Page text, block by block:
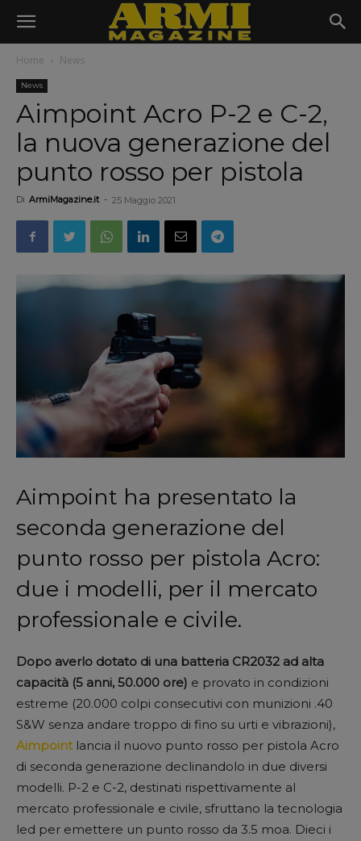
Home News
News
Aimpoint Acro P-2 e C-2,
la nuova generazione del
punto rosso per pistola
Di ArmiMagazine.it - 25 Maggio 2021
Aimpoint ha presentato la
seconda generazione del
punto rosso per pistola Acro:
due i modelli, per il mercato
professionale e civile.
Dopo averlo dotato di una batteria CR2032 ad alta
capacità (5 anni, 50.000 ore) e provato in condizioni
estreme (20.000 colpi consecutivi con munizioni .40
S&W senza andare troppo di fino su urti e vibrazioni),
Aimpointlancia il nuovo punto rosso per pistola Acro
di seconda generazione declinandolo in due diversi
modelli. P-2 e C-2, destinati rispettivamente al
mercato professionale e civile, sfruttano la tecnologia
led per emettere un punto rosso da 3.5 moa. Dieci i